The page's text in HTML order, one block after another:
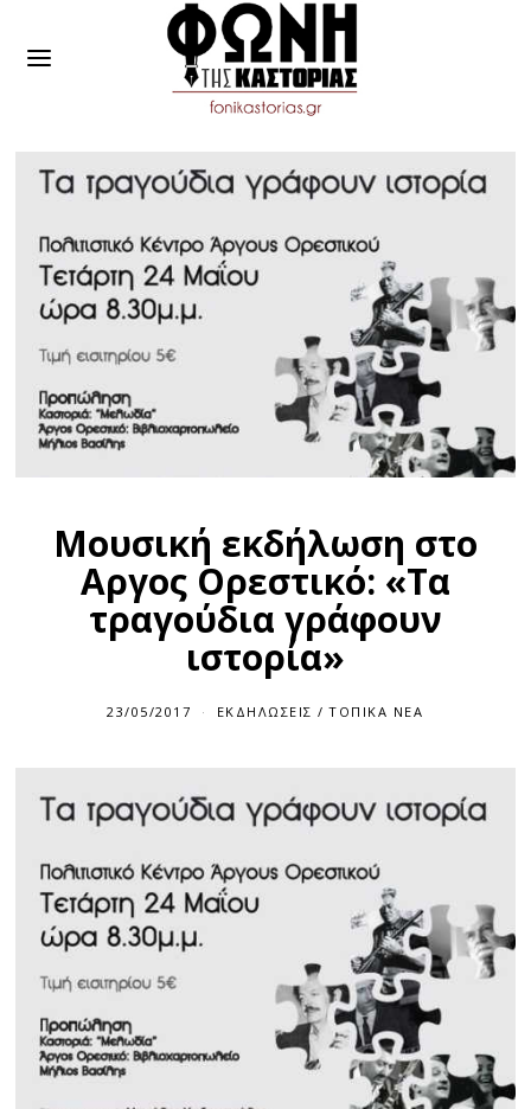
Μουσική εκδήλωση στο
Αργος Ορεστικό: «Τα
τραγούδια γράφουν
ιστορία»
23/05/2017 ΕΚΔΗΛΏΣΕΙΣ / ΤΟΠΙΚΆ ΝΈΑ